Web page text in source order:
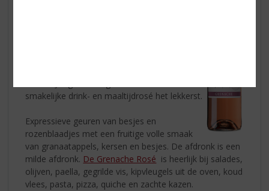
smakelijke drink- en maaltijdrosé het lekkerst.
Expressieve geuren van besjes en
rozenblaadjes met een fruitige volle smaak
van granaatappels, kersen en besjes. De afdronk is een
milde afdronk. De Grenache Rosé is heerlijk bij salades,
olijven, paella, gegrilde vis, kipvleugels uit de oven, koud
vlees, pasta, pizza, quiche en zachte kazen.